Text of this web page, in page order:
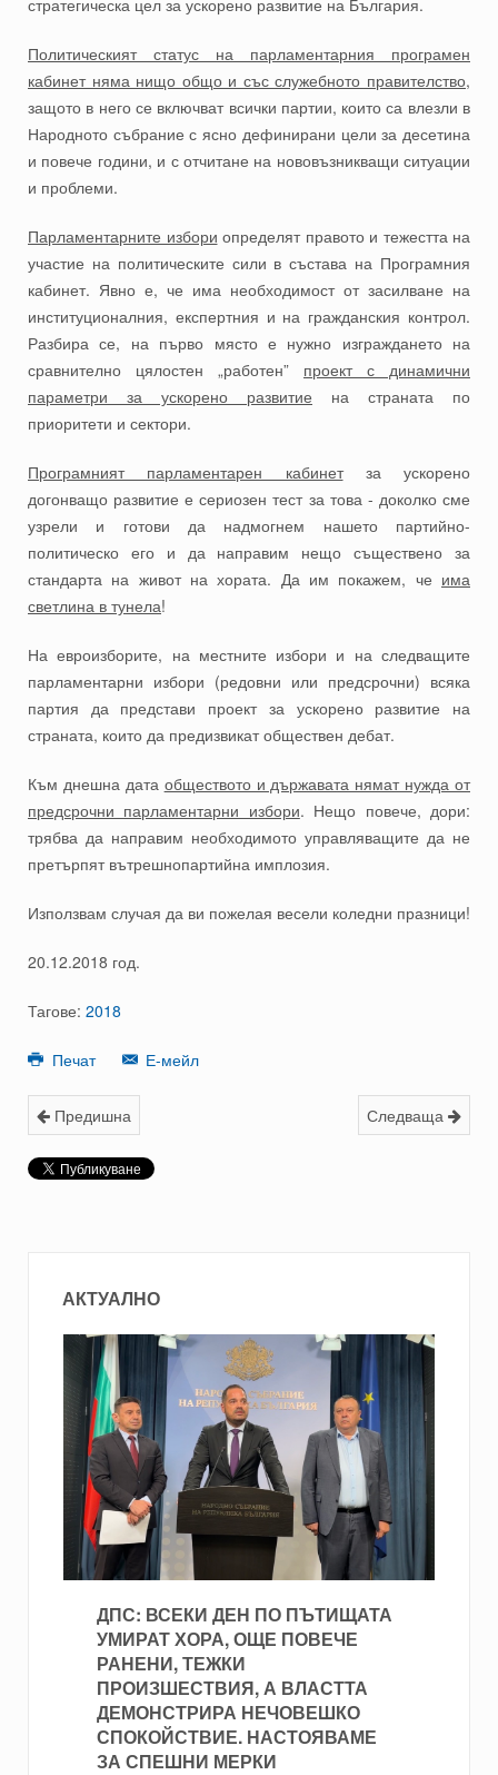
стратегическа цел за ускорено развитие на България.
Политическият статус на парламентарния програмен
кабинет няма нищо общо и със служебното правителство,
защото в него се включват всички партии, които са влезли в
Народното събрание с ясно дефинирани цели за десетина
и повече години, и с отчитане на нововъзникващи ситуации
и проблеми.
Парламентарните избори определят правото и тежестта на
участие на политическите сили в състава на Програмния
кабинет. Явно е, че има необходимост от засилване на
институционалния, експертния и на гражданския контрол.
Разбира се, на първо място е нужно изграждането на
сравнително цялостен „работен” проект с динамични
параметри за ускорено развитие на страната по
приоритети и сектори.
Програмният парламентарен кабинетза ускорено
догонващо развитие е сериозен тест за това - доколко сме
узрели и готови да надмогнем нашето партийно-
политическо его и да направим нещо съществено за
стандарта на живот на хората. Да им покажем, че има
светлина в тунела!
На евроизборите, на местните избори и на следващите
парламентарни избори (редовни или предсрочни) всяка
партия да представи проект за ускорено развитие на
страната, които да предизвикат обществен дебат.
Към днешна дата обществото и държавата нямат нужда от
предсрочни парламентарни избори. Нещо повече, дори:
трябва да направим необходимото управляващите да не
претърпят вътрешнопартийна имплозия.
Използвам случая да ви пожелая весели коледни празници!
20.12.2018 год.
Тагове: 2018
Печат Е-мейл
Предишна Следваща
АКТУАЛНО
ДПС: ВСЕКИ ДЕН ПО ПЪТИЩАТА
УМИРАТ ХОРА, ОЩЕ ПОВЕЧЕ
РАНЕНИ, ТЕЖКИ
ПРОИЗШЕСТВИЯ, А ВЛАСТТА
ДЕМОНСТРИРА НЕЧОВЕШКО
СПОКОЙСТВИЕ. НАСТОЯВАМЕ
ЗА СПЕШНИ МЕРКИ